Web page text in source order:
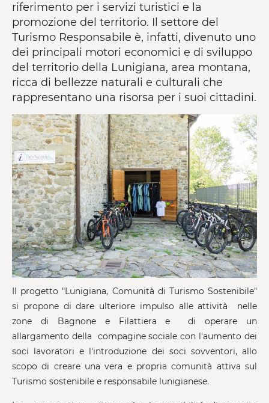
riferimento per i servizi turistici e la
promozione del territorio. Il settore del
Turismo Responsabile è, infatti, divenuto uno
dei principali motori economici e di sviluppo
del territorio della Lunigiana, area montana,
ricca di bellezze naturali e culturali che
rappresentano una risorsa per i suoi cittadini.
Il progetto "Lunigiana, Comunità di Turismo Sostenibile"
si propone di dare ulteriore impulso alle attività nelle
zone di Bagnone e Filattiera e di operare un
allargamento della compagine sociale con l'aumento dei
soci lavoratori e l'introduzione dei soci sovventori, allo
scopo di creare una vera e propria comunità attiva sul
Turismo sostenibile e responsabile lunigianese.